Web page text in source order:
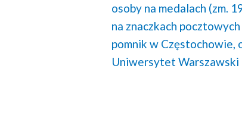
osoby na medalach (zm.
na znaczkach
pomnik w Częstochowie,
Uniwersytet Warszawski